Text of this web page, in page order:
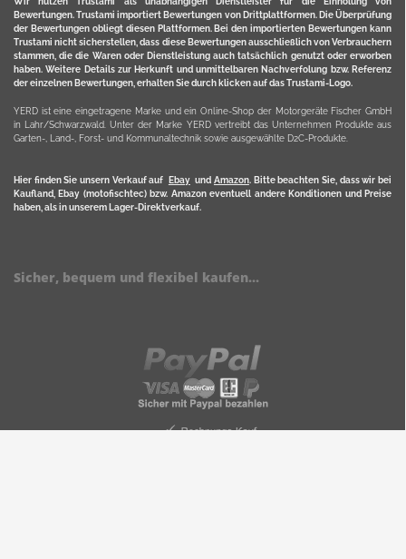
Bewertungen. Trustami importiert Bewertungen von Drittplattformen. Die Überprüfung
der Bewertungen obliegt diesen Plattformen. Bei den importierten Bewertungen kann
Trustami nicht sicherstellen, dass diese Bewertungen ausschließlich von Verbrauchern
stammen, die die Waren oder Dienstleistung auch tatsächlich genutzt oder erworben
haben. Weitere Details zur Herkunft und unmittelbaren Nachverfolung bzw. Referenz
der einzelnen Bewertungen, erhalten Sie durch klicken auf das Trustami-Logo.
YERD ist eine eingetragene Marke und ein Online-Shop der Motorgeräte Fischer GmbH
in Lahr/Schwarzwald. Unter der Marke YERD vertreibt das Unternehmen Produkte aus
Garten-, Land-, Forst- und Kommunaltechnik sowie ausgewählte D2C-Produkte.
Hier finden Sie unsern Verkauf auf Ebayund Amazon. Bitte beachten Sie, dass wir bei
Kaufland, Ebay (motofischtec) bzw. Amazon eventuell andere Konditionen und Preise
haben, als in unserem Lager-Direktverkauf.
Sicher, bequem und flexibel kaufen...